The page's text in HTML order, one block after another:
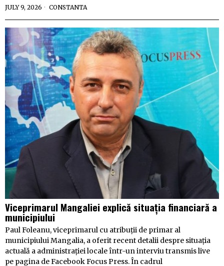
JULY 9, 2026 CONSTANTA
Viceprimarul Mangaliei explică situația financiară a
municipiului
Paul Foleanu, viceprimarul cu atribuții de primar al
municipiului Mangalia, a oferit recent detalii despre situația
actuală a administrației locale într-un interviu transmis live
pe pagina de Facebook Focus Press. În cadrul